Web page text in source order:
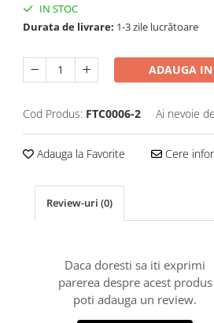
IN STOC
Durata de livrare: 1-3 zile lucrătoare
ADAUGA IN
Cod Produs: FTC0006-2 Ai nevoie
Adauga la Favorite Cere
Review-uri (0)
Daca doresti sa iti exprimi
parerea despre acest produs
poti adauga un review.